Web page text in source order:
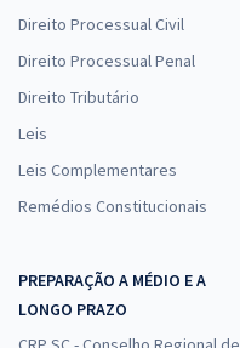
Direito Processual Civil
Direito Processual Penal
Direito Tributário
Leis
Leis Complementares
Remédios Constitucionais
PREPARAÇÃO A MÉDIO E A
LONGO PRAZO